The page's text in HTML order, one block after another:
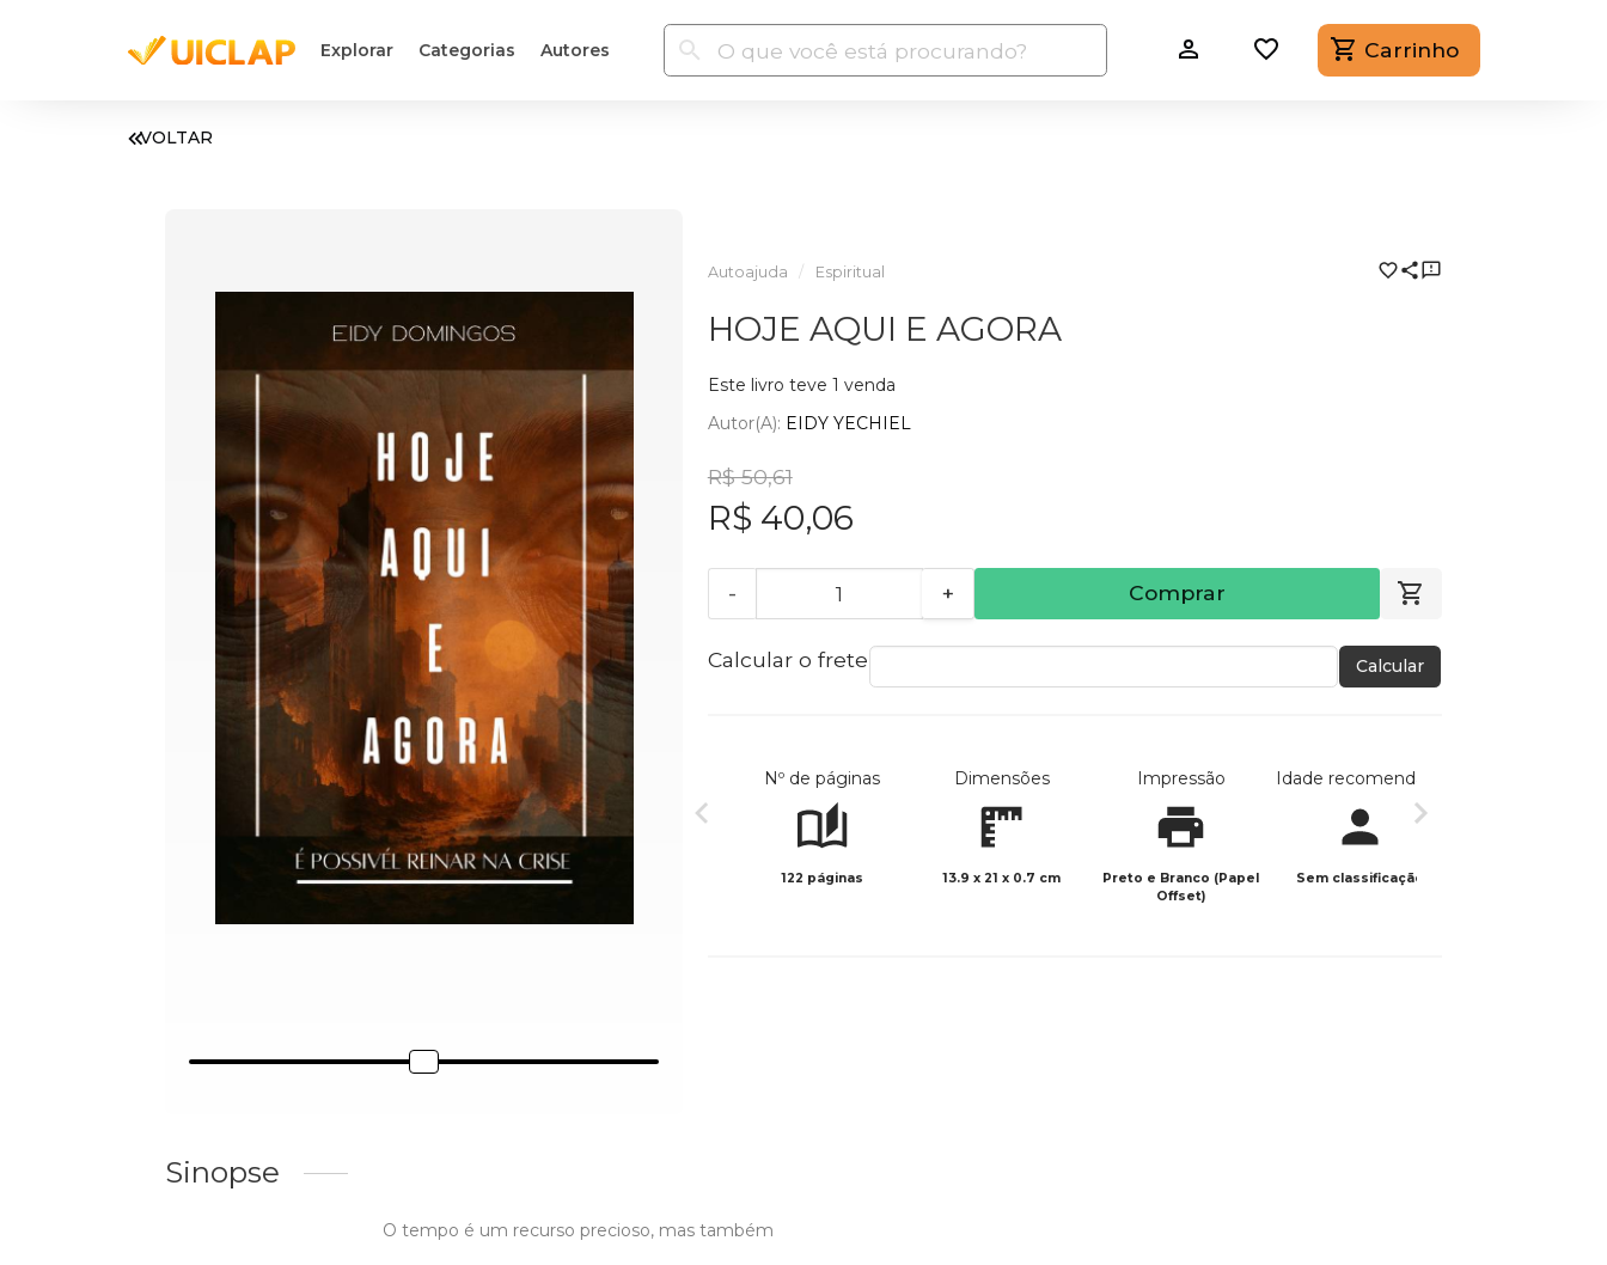
Explorar Categorias Autores Carrinho
VOLTAR
Autoajuda Espiritual
HOJE AQUI E AGORA
Este livro teve 1 venda
Autor(a): EIDY YECHIEL
R$ 50,61
R$ 40,06
- + Comprar
Calcular o frete Calcular
Nº de páginas
122 páginas
Dimensões
13.9 x 21 x 0.7 cm
Impressão
Preto e Branco (Papel
Offset)
Idade recomendada
Sem classificação
Sinopse
O tempo é um recurso precioso, mas também